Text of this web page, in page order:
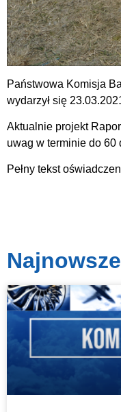
Państwowa Komisja
wydarzył się
Aktualnie projekt
uwag w terminie do
Pełny tekst